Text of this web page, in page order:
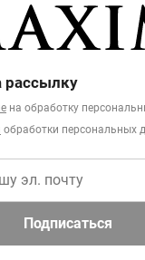
рассылку
на обработку
обработки персональных
Подписаться